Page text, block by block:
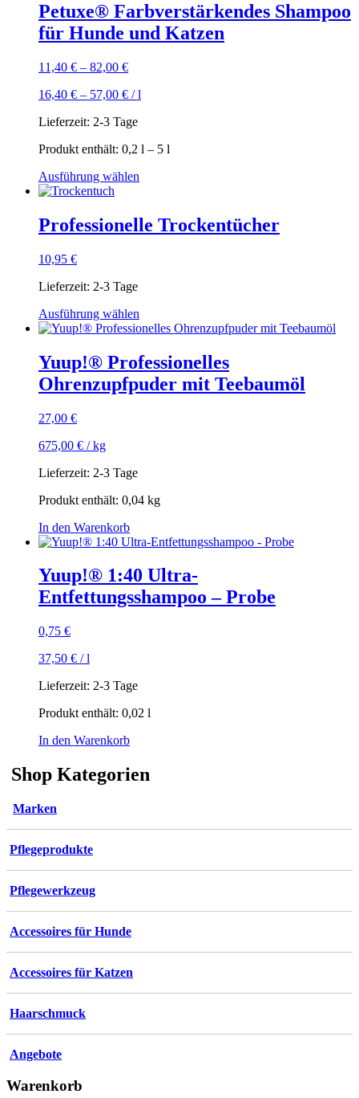
Petuxe® Farbverstärkendes Shampoo
für Hunde und Katzen
11,40 € – 82,00 €
16,40 € – 57,00 € /l
Lieferzeit: 2-3 Tage
Produkt enthält: 0,2 l – 5 l
Ausführung wählen
mehrere
Varianten
der
Produktseite
werden
Professionelle Trockentücher
10,95 €
Lieferzeit: 2-3 Tage
Ausführung wählen
Produkt
mehrere
Varianten
auf.
werden
Yuup!® Professionelles
Ohrenzupfpuder mit Teebaumöl
27,00 €
675,00 € /kg
Lieferzeit: 2-3 Tage
Produkt enthält: 0,04 kg
In den Warenkorb
Yuup!® 1:40 Ultra-
Entfettungsshampoo – Probe
0,75 €
37,50 € /l
Lieferzeit: 2-3 Tage
Produkt enthält: 0,02 l
In den Warenkorb
Shop Kategorien
Marken
Pflegeprodukte
Pflegewerkzeug
Accessoires für Hunde
Accessoires für Katzen
Haarschmuck
Angebote
Warenkorb